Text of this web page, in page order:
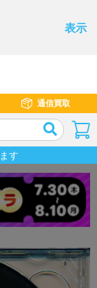
表示
通信買取
す